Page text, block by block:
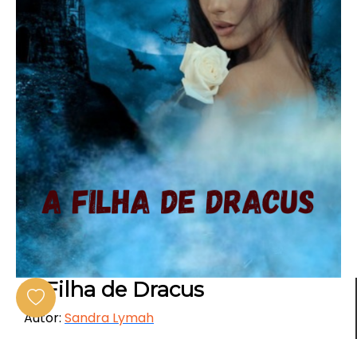
A Filha de Dracus
Autor: Sandra Lymah